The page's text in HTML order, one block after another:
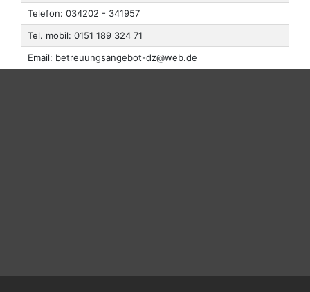
Telefon: 034202 - 341957
Tel. mobil: 0151 189 324 71
Email: betreuungsangebot-dz@web.de